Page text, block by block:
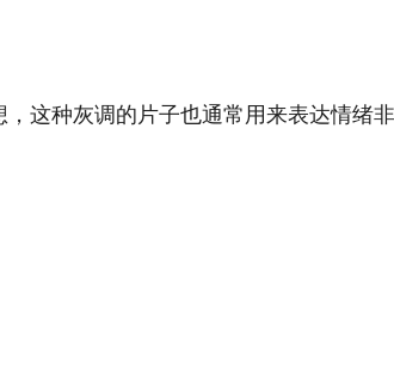
这种灰调的片子也通常用来表达情绪非